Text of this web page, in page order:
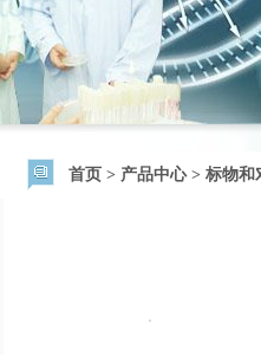
首页 > 产品中心> 标物和